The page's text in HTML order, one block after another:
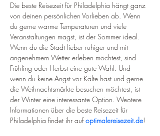
Die beste Reisezeit für Philadelphia hängt ganz
von deinen persönlichen Vorlieben ab. Wenn
du gerne warme Temperaturen und viele
Veranstaltungen magst, ist der Sommer ideal.
Wenn du die Stadt lieber ruhiger und mit
angenehmem Wetter erleben möchtest, sind
Frühling oder Herbst eine gute Wahl. Und
wenn du keine Angst vor Kälte hast und gerne
die Weihnachtsmärkte besuchen möchtest, ist
der Winter eine interessante Option. Weotere
Informationen über die beste Reisezeit für
Philadelphia findet ihr auf optimalereisezeit.de!